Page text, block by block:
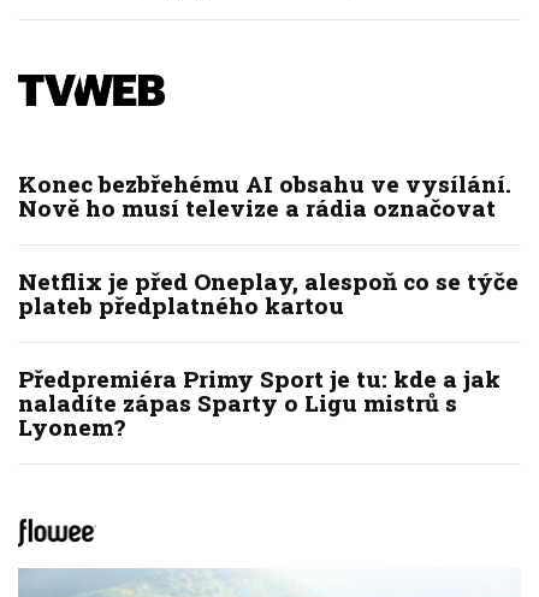
Konec bezbřehému AI obsahu ve vysílání.
Nově ho musí televize a rádia označovat
Netflix je před Oneplay, alespoň co se týče
plateb předplatného kartou
Předpremiéra Primy Sport je tu: kde a jak
naladíte zápas Sparty o Ligu mistrů s
Lyonem?